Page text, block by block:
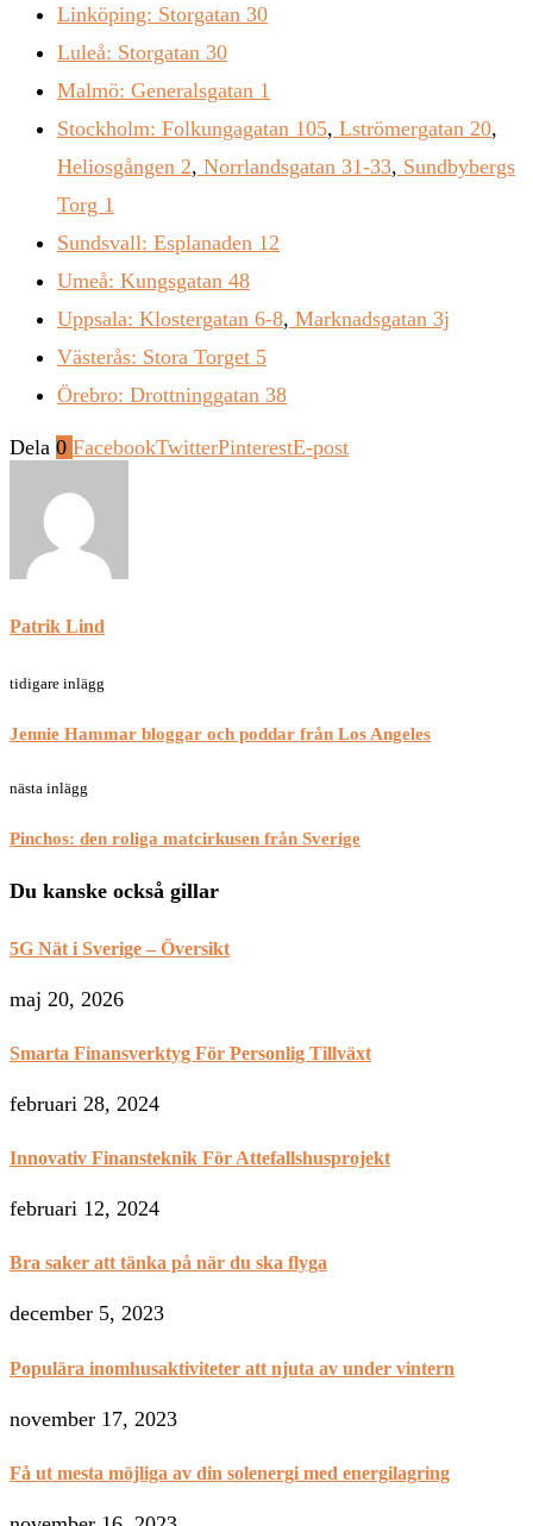
Linköping: Storgatan 30
Luleå: Storgatan 30
Malmö: Generalsgatan 1
Stockholm: Folkungagatan 105, Lströmergatan 20,
Heliosgången 2, Norrlandsgatan 31-33, Sundbybergs
Torg 1
Sundsvall: Esplanaden 12
Umeå: Kungsgatan 48
Uppsala: Klostergatan 6-8, Marknadsgatan 3j
Västerås: Stora Torget 5
Örebro: Drottninggatan 38
Dela 0 FacebookTwitterPinterestE-post
Patrik Lind
tidigare inlägg
Jennie Hammar bloggar och poddar från Los Angeles
nästa inlägg
Pinchos: den roliga matcirkusen från Sverige
Du kanske också gillar
5G Nät i Sverige – Översikt
maj 20, 2026
Smarta Finansverktyg För Personlig Tillväxt
februari 28, 2024
Innovativ Finansteknik För Attefallshusprojekt
februari 12, 2024
Bra saker att tänka på när du ska flyga
december 5, 2023
Populära inomhusaktiviteter att njuta av under vintern
november 17, 2023
Få ut mesta möjliga av din solenergi med energilagring